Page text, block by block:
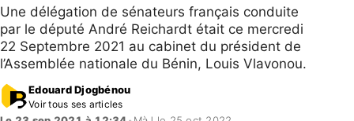
Une délégation de sénateurs français conduite
par le député André Reichardt était ce mercredi
22 Septembre 2021 au cabinet du président de
l’Assemblée nationale du Bénin, Louis Vlavonou.
Edouard Djogbénou
Voir tous ses articles